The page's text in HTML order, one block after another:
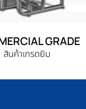
GRADE
สินค้าเกรดยิม